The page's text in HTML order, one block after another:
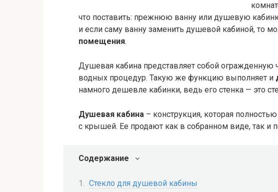
что поставить: прежнюю ванну или душевую
и если саму ванну заменить душевой кабиной, то
помещения.
Душевая кабина представляет собой огражденную
водных процедур. Такую же функцию выполняет и
намного дешевле кабинки, ведь его стенка — это
Душевая кабина – конструкция, которая
с крышей. Ее продают как в собранном виде, так и
Содержание
Стекло для душевой кабины